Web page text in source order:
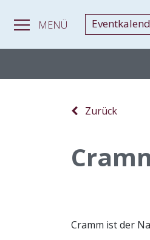
MENÜ
Zurück
Cramm ist der